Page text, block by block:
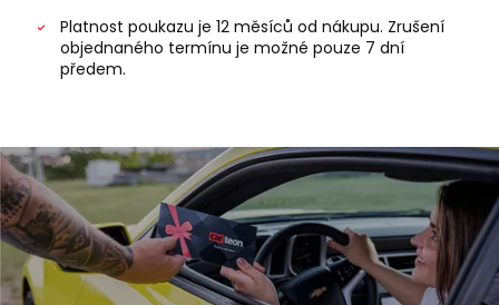
Platnost poukazu je 12 měsíců od nákupu. Zrušení
objednaného termínu je možné pouze 7 dní
předem.